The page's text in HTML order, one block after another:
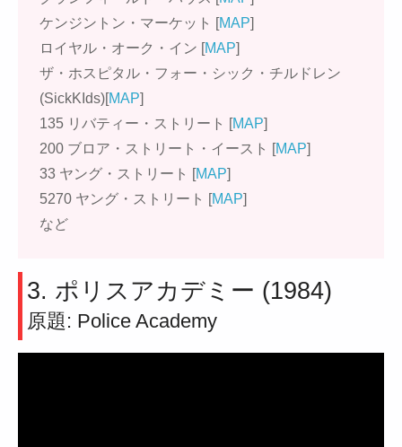
ケンジントン・マーケット [MAP]
ロイヤル・オーク・イン [MAP]
ザ・ホスピタル・フォー・シック・チルドレン
(SickKIds)[MAP]
135 リバティー・ストリート [MAP]
200 ブロア・ストリート・イースト [MAP]
33 ヤング・ストリート [MAP]
5270 ヤング・ストリート [MAP]
など
3. ポリスアカデミー (1984)
原題: Police Academy